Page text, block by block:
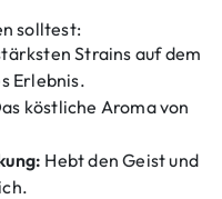
solltest:
Strains auf dem
Erlebnis.
köstliche Aroma von
Hebt den Geist und